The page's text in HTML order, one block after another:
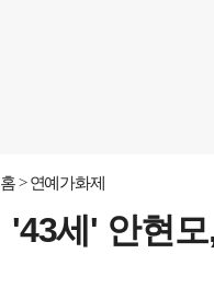
홈 연예가화제
'43세' 안현